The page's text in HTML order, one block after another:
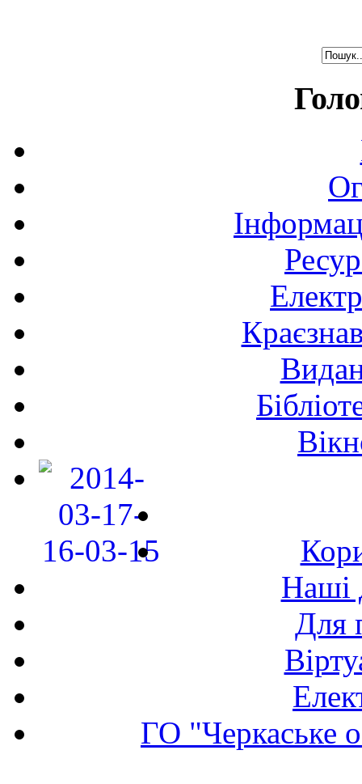
Наші
Для
ГО "Черкаське